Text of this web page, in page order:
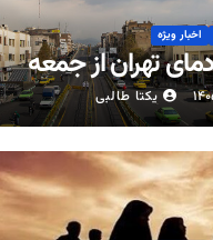
اخبار ویژه
تهران از جمعه
یکتا طالبی